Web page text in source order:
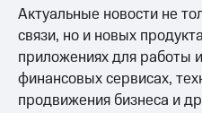
Актуальные новости не
связи, но и новых
приложениях для работы
финансовых сервисах,
продвижения бизнеса и